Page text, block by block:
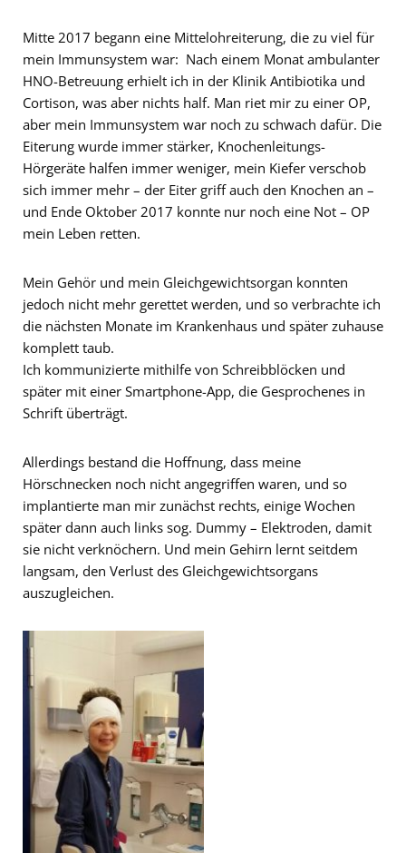
Mitte 2017 begann eine Mittelohreiterung, die zu viel für
mein Immunsystem war: Nach einem Monat ambulanter
HNO-Betreuung erhielt ich in der Klinik Antibiotika und
Cortison, was aber nichts half. Man riet mir zu einer OP,
aber mein Immunsystem war noch zu schwach dafür. Die
Eiterung wurde immer stärker, Knochenleitungs-
Hörgeräte halfen immer weniger, mein Kiefer verschob
sich immer mehr – der Eiter griff auch den Knochen an –
und Ende Oktober 2017 konnte nur noch eine Not – OP
mein Leben retten.
Mein Gehör und mein Gleichgewichtsorgan konnten
jedoch nicht mehr gerettet werden, und so verbrachte ich
die nächsten Monate im Krankenhaus und später zuhause
komplett taub.
Ich kommunizierte mithilfe von Schreibblöcken und
später mit einer Smartphone-App, die Gesprochenes in
Schrift überträgt.
Allerdings bestand die Hoffnung, dass meine
Hörschnecken noch nicht angegriffen waren, und so
implantierte man mir zunächst rechts, einige Wochen
später dann auch links sog. Dummy – Elektroden, damit
sie nicht verknöchern. Und mein Gehirn lernt seitdem
langsam, den Verlust des Gleichgewichtsorgans
auszugleichen.